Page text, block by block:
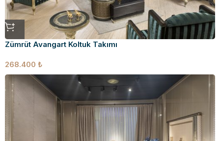
Zümrüt Avangart Koltuk Takımı
268.400 ₺